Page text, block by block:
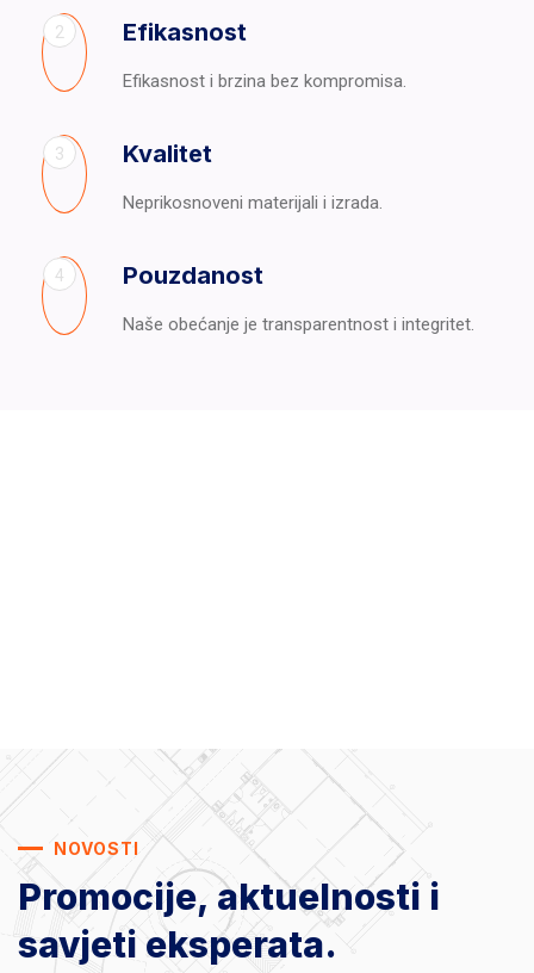
2 Efikasnost
Efikasnost i brzina bez kompromisa.
3 Kvalitet
Neprikosnoveni materijali i izrada.
4 Pouzdanost
Naše obećanje je transparentnost i integritet.
NOVOSTI
Promocije, aktuelnosti i
savjeti eksperata.